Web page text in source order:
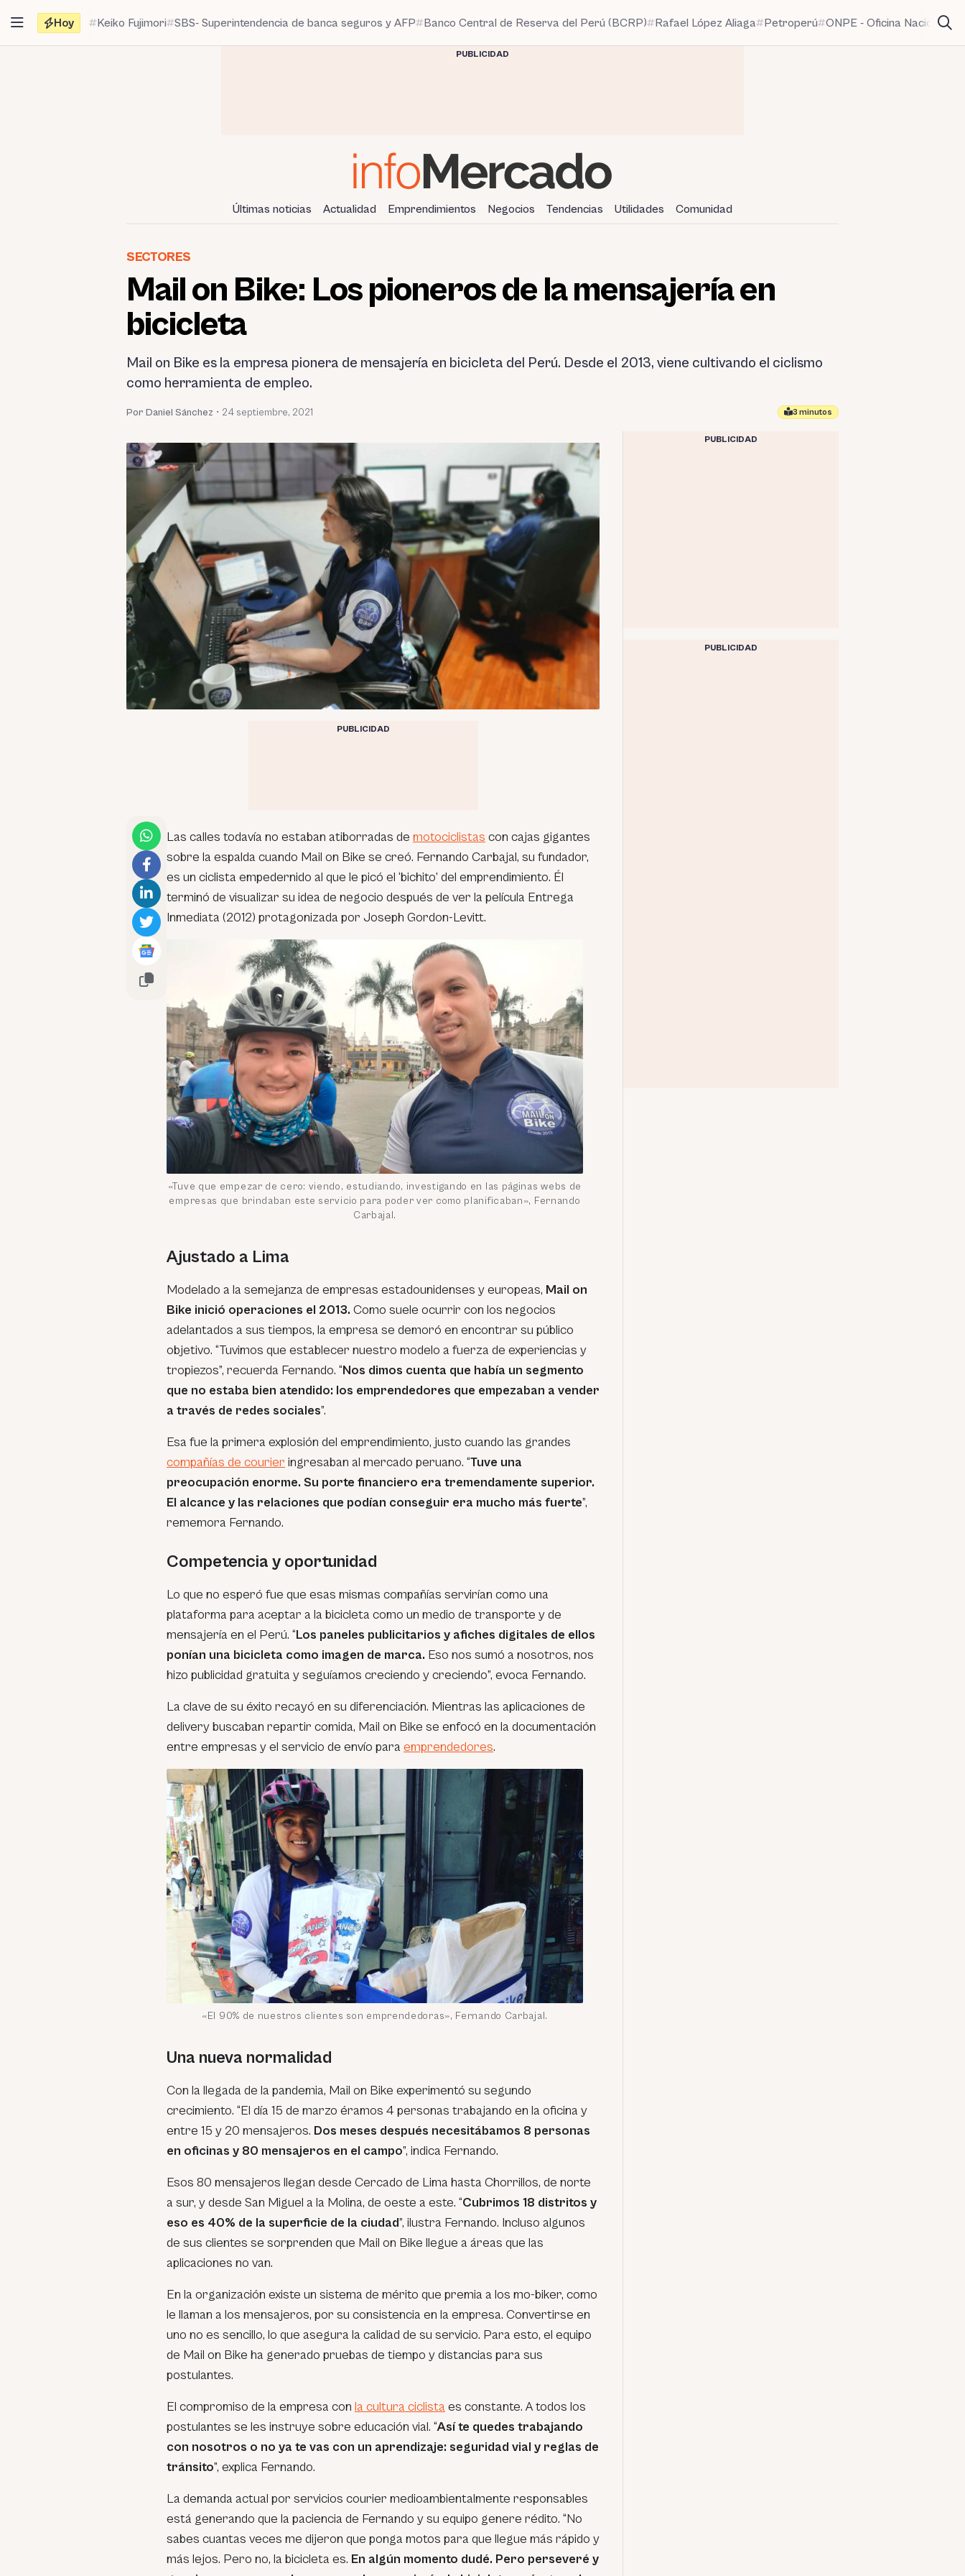
contenido
Hoy Keiko Fujimori SBS- Superintendencia de banca seguros y AFP Banco Central de Reserva del Perú (BCRP) Rafael López Aliaga Petroperú ONPE - Oficina Nacional
PUBLICIDAD
Últimas noticias Actualidad Emprendimientos Negocios Tendencias Utilidades Comunidad
SECTORES
Mail on Bike: Los pioneros de la mensajería en
bicicleta
Mail on Bike es la empresa pionera de mensajería en bicicleta del Perú. Desde el 2013, viene cultivando el ciclismo
como herramienta de empleo.
Por Daniel Sánchez • 24 septiembre, 2021 3 minutos
PUBLICIDAD
Las calles todavía no estaban atiborradas de motociclistas con cajas gigantes
sobre la espalda cuando Mail on Bike se creó. Fernando Carbajal, su fundador,
es un ciclista empedernido al que le picó el ‘bichito’ del emprendimiento. Él
terminó de visualizar su idea de negocio después de ver la película Entrega
Inmediata (2012) protagonizada por Joseph Gordon-Levitt.
«Tuve que empezar de cero: viendo, estudiando, investigando en las páginas webs de
empresas que brindaban este servicio para poder ver como planificaban», Fernando
Carbajal.
Ajustado a Lima
Modelado a la semejanza de empresas estadounidenses y europeas, Mail on
Bike inició operaciones el 2013. Como suele ocurrir con los negocios
adelantados a sus tiempos, la empresa se demoró en encontrar su público
objetivo. “Tuvimos que establecer nuestro modelo a fuerza de experiencias y
tropiezos”, recuerda Fernando. “Nos dimos cuenta que había un segmento
que no estaba bien atendido: los emprendedores que empezaban a vender
a través de redes sociales”.
Esa fue la primera explosión del emprendimiento, justo cuando las grandes
compañías de courier ingresaban al mercado peruano. “Tuve una
preocupación enorme. Su porte financiero era tremendamente superior.
El alcance y las relaciones que podían conseguir era mucho más fuerte”,
rememora Fernando.
Competencia y oportunidad
Lo que no esperó fue que esas mismas compañías servirían como una
plataforma para aceptar a la bicicleta como un medio de transporte y de
mensajería en el Perú. “Los paneles publicitarios y afiches digitales de ellos
ponían una bicicleta como imagen de marca. Eso nos sumó a nosotros, nos
hizo publicidad gratuita y seguíamos creciendo y creciendo”, evoca Fernando.
La clave de su éxito recayó en su diferenciación. Mientras las aplicaciones de
delivery buscaban repartir comida, Mail on Bike se enfocó en la documentación
entre empresas y el servicio de envío para emprendedores.
«El 90% de nuestros clientes son emprendedoras», Fernando Carbajal.
Una nueva normalidad
Con la llegada de la pandemia, Mail on Bike experimentó su segundo
crecimiento. “El día 15 de marzo éramos 4 personas trabajando en la oficina y
entre 15 y 20 mensajeros. Dos meses después necesitábamos 8 personas
en oficinas y 80 mensajeros en el campo”, indica Fernando.
Esos 80 mensajeros llegan desde Cercado de Lima hasta Chorrillos, de norte
a sur, y desde San Miguel a la Molina, de oeste a este. “Cubrimos 18 distritos y
eso es 40% de la superficie de la ciudad”, ilustra Fernando. Incluso algunos
de sus clientes se sorprenden que Mail on Bike llegue a áreas que las
aplicaciones no van.
En la organización existe un sistema de mérito que premia a los mo-biker, como
le llaman a los mensajeros, por su consistencia en la empresa. Convertirse en
uno no es sencillo, lo que asegura la calidad de su servicio. Para esto, el equipo
de Mail on Bike ha generado pruebas de tiempo y distancias para sus
postulantes.
El compromiso de la empresa con la cultura ciclista es constante. A todos los
postulantes se les instruye sobre educación vial. “Así te quedes trabajando
con nosotros o no ya te vas con un aprendizaje: seguridad vial y reglas de
tránsito”, explica Fernando.
La demanda actual por servicios courier medioambientalmente responsables
está generando que la paciencia de Fernando y su equipo genere rédito. “No
sabes cuantas veces me dijeron que ponga motos para que llegue más rápido y
más lejos. Pero no, la bicicleta es. En algún momento dudé. Pero perseveré y
PUBLICIDAD
PUBLICIDAD